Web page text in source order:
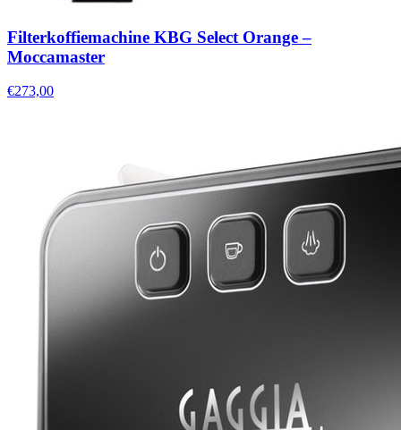
Filterkoffiemachine KBG Select Orange –
Moccamaster
€273,00